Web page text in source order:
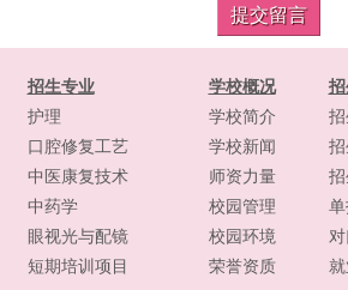
招生专业
护理
口腔修复工艺
中医康复技术
中药学
眼视光与配镜
短期培训项目
学校概况
学校简介
学校新闻
师资力量
校园管理
校园环境
荣誉资质